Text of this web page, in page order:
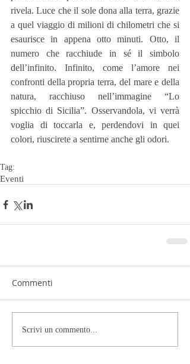
rivela. Luce che il sole dona alla terra, grazie
a quel viaggio di milioni di chilometri che si
esaurisce in appena otto minuti. Otto, il
numero che racchiude in sé il simbolo
dell’infinito. Infinito, come l’amore nei
confronti della propria terra, del mare e della
natura, racchiuso nell’immagine “Lo
spicchio di Sicilia”. Osservandola, vi verrà
voglia di toccarla e, perdendovi in quei
colori, riuscirete a sentirne anche gli odori.
Tag:
Eventi
Commenti
Scrivi un commento...